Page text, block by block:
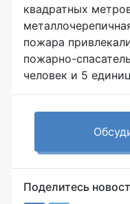
квадратных
пожара
пожарно-
человек и 5
Поделитесь